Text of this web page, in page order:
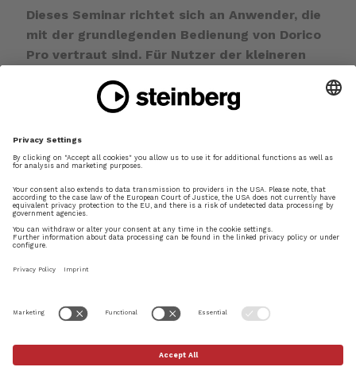
Dieses Seminar richtet sich an Anwender, die
mit der grundlegenden Bedienung von Dorico
Pro vertraut sind. Für Nutzer der kleineren
Dorico Elements ist das Seminar nur
eingeschränkt geeignet.
Das Online-Seminar findet statt:
Montag, 2. März 2026 von 18.00-21.00 Uhr
Anmeldung zum kostenfreien Online-Seminar
mit Angabe von Titel und Datum per E-Mail
an:
dorico-auf-deutsch[at]steinberg.de
Weitere Informationen sowie der Zugangslink zu
werden Ihnen umgehend zugesendet.